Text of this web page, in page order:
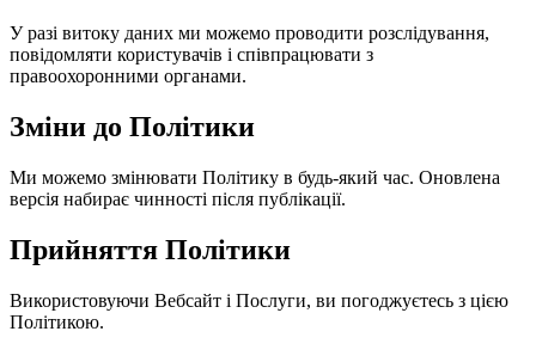
У разі витоку даних ми можемо проводити розслідування,
повідомляти користувачів і співпрацювати з
правоохоронними органами.
Зміни до Політики
Ми можемо змінювати Політику в будь-який час. Оновлена
версія набирає чинності після публікації.
Прийняття Політики
Використовуючи Вебсайт і Послуги, ви погоджуєтесь з цією
Політикою.